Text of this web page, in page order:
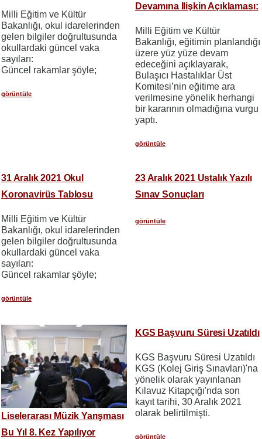
Milli Eğitim ve Kültür
Bakanlığı, okul idarelerinden
gelen bilgiler doğrultusunda
okullardaki güncel vaka
sayıları:
Güncel rakamlar şöyle;
görüntüle
Devamına Ilişkin Açıklaması:
Milli Eğitim ve Kültür
Bakanlığı, eğitimin planlandığı
üzere yüz yüze devam
edeceğini açıklayarak,
Bulaşıcı Hastalıklar Üst
Komitesi’nin eğitime ara
verilmesine yönelik herhangi
bir kararının olmadığına vurgu
yaptı.
görüntüle
31 Aralık 2021 Okul
Koronavirüs Tablosu
Milli Eğitim ve Kültür
Bakanlığı, okul idarelerinden
gelen bilgiler doğrultusunda
okullardaki güncel vaka
sayıları:
Güncel rakamlar şöyle;
görüntüle
23 Aralık 2021 Ustalık Yazılı
Sınav Sonuçları
görüntüle
Liselerarası Müzik Yarışması
Bu Yıl 8. Kez Yapılıyor
KGS Başvuru Süresi Uzatıldı
KGS Başvuru Süresi Uzatıldı
KGS (Kolej Giriş Sınavları)'na
yönelik olarak yayınlanan
Kılavuz Kitapçığı'nda son
kayıt tarihi, 30 Aralık 2021
olarak belirtilmişti.
görüntüle